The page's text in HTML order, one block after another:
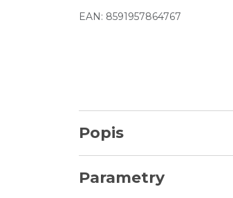
EAN: 8591957864767
Popis
Parametry